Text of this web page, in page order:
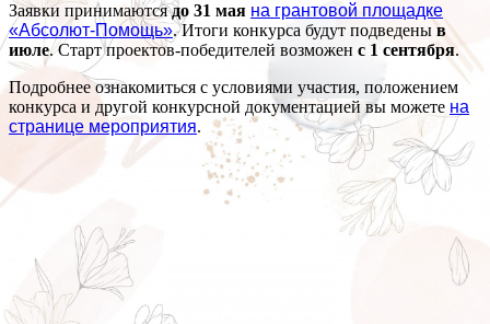
Заявки принимаютсядо 31 мая на грантовой площадке
«Абсолют-Помощь». Итоги конкурса будут подведеныв
июле. Старт проектов-победителей возможен с 1 сентября.
Подробнее ознакомиться с условиями участия, положением
конкурса и другой конкурсной документацией вы можете на
странице мероприятия.